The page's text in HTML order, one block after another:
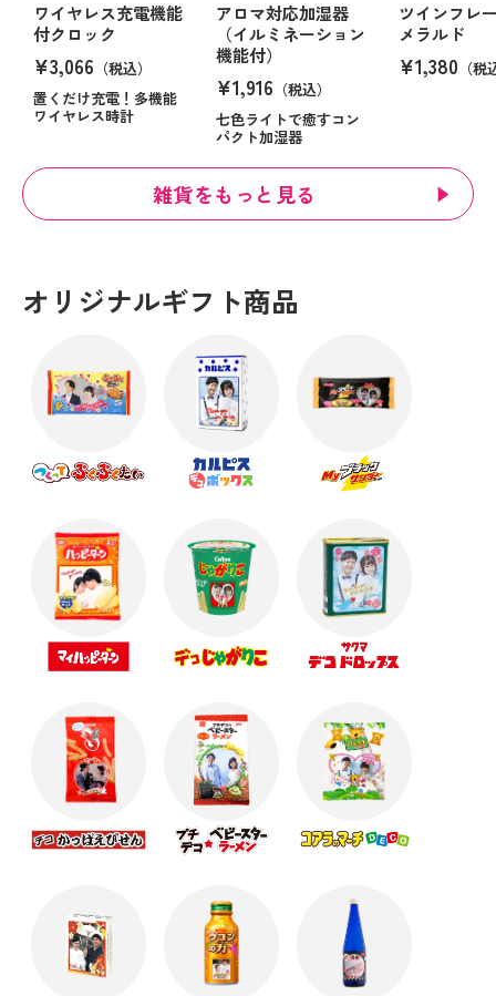
ワイヤレス充電機能
付クロック
¥3,066 （税込）
置くだけ充電！多機能
ワイヤレス時計
アロマ対応加湿器
（イルミネーション
機能付）
¥1,916 （税込）
七色ライトで癒すコン
パクト加湿器
ツインフレ
メラルド
¥1,380 （税
雑貨をもっと見る
オリジナルギフト商品